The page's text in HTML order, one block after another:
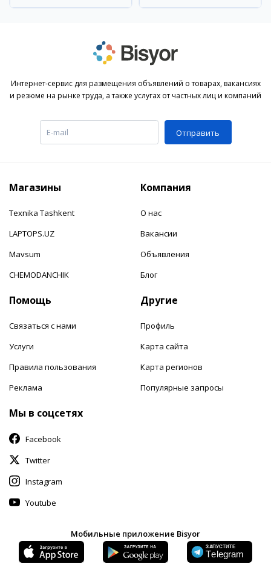
Интернет-сервис для размещения объявлений о товарах, вакансиях
и резюме на рынке труда, а также услугах от частных лиц и компаний
Отправить
Магазины
Texnika Tashkent
LAPTOPS.UZ
Mavsum
CHEMODANCHIK
Компания
О нас
Вакансии
Объявления
Блог
Помощь
Связаться с нами
Услуги
Правила пользования
Реклама
Другие
Профиль
Карта сайта
Карта регионов
Популярные запросы
Мы в соцсетях
Facebook
Twitter
Instagram
Youtube
Мобильные приложение Bisyor